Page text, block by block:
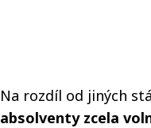
Na rozdíl od jiných
absolventy zcela